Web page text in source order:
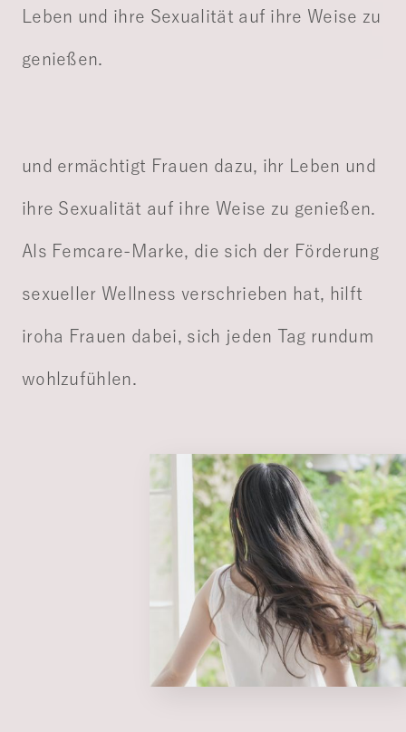
Leben und ihre Sexualität auf ihre Weise zu
genießen.
und ermächtigt Frauen dazu, ihr Leben und
ihre Sexualität auf ihre Weise zu genießen.
Als Femcare-Marke, die sich der Förderung
sexueller Wellness verschrieben hat, hilft
iroha Frauen dabei, sich jeden Tag rundum
wohlzufühlen.